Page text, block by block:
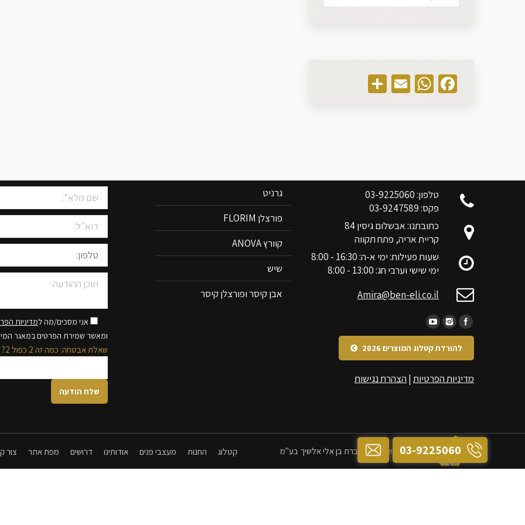
03-9225060
Facebook
WhatsApp
Email
טלפון: 03-9225060
פקס: 03-9247589
כתובתנו: אבשלום גיסין 84
קריית אריה, פתח תקווה
שעות פעילות: ימי א-ה: 16:30 - 8:00
ימי שישי וערבי חג: 13:00 - 8:00
Amira@ben-eli.co.il
להורדת קטלוג המוצרים 2026
מדיניות הפרטיות | הצהרת נגישות
גרניט
פורצלן FLORIM
קוורץ ANOVA
שיש
אבן קיסר ופורצלן קיסר
אני מסכים/מה למדיניות
ומאשר שמירת הפרטים במאגר
שאלת אבטחה: כמה זה 2 כפול 2?
כל הזכויות שמורות לחברת בן אלי אלשיך בע"מ קטלוג החנות מעצבי פנים אודותינו דרושים מפת אתר צור